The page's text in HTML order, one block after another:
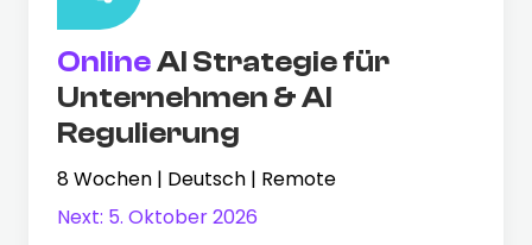
OnlineAI Strategie für
Unternehmen & AI
Regulierung
8 Wochen | Deutsch | Remote
Next: 5. Oktober 2026